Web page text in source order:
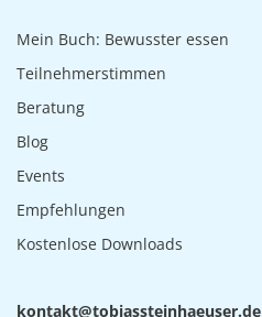
Mein Buch: Bewusster essen
Teilnehmerstimmen
Beratung
Blog
Events
Empfehlungen
Kostenlose Downloads
ed.re
sueah
niets
saibo
t@tka
tnok